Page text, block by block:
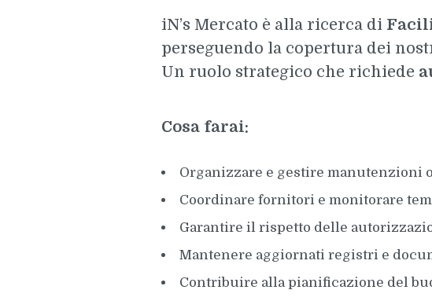
iN’s Mercato è alla ricerca di
perseguendo la copertura dei
Un ruolo strategico che richiede
Cosa farai:
Organizzare e gestire manutenzioni
Coordinare fornitori e monitorare
Garantire il rispetto delle
Mantenere aggiornati registri e
Contribuire alla pianificazione del